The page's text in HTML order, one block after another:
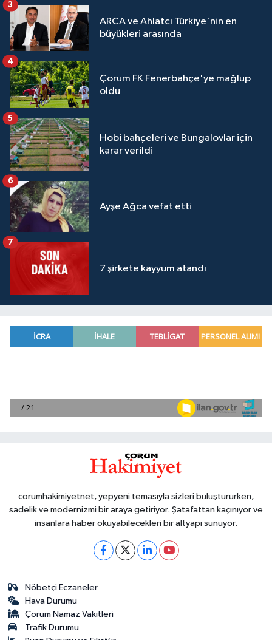
ARCA ve Ahlatcı Türkiye'nin en
büyükleri arasında
3
Çorum FK Fenerbahçe'ye mağlup
oldu
4
Hobi bahçeleri ve Bungalovlar için
karar verildi
5
Ayşe Ağca vefat etti
6
7 şirkete kayyum atandı
7
corumhakimiyetnet, yepyeni temasıyla sizleri buluştururken,
sadelik ve modernizmi bir araya getiriyor. Şatafattan kaçınıyor ve
insanlara haber okuyabilecekleri bir altyapı sunuyor.
Nöbetçi Eczaneler
Hava Durumu
Çorum Namaz Vakitleri
Trafik Durumu